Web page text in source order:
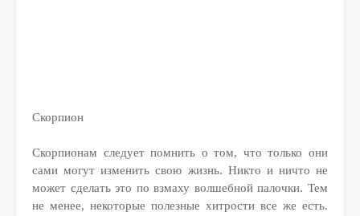
Скорпион
Скорпионам следует помнить о том, что только они
сами могут изменить свою жизнь. Никто и ничто не
может сделать это по взмаху волшебной палочки. Тем
не менее, некоторые полезные хитрости все же есть.